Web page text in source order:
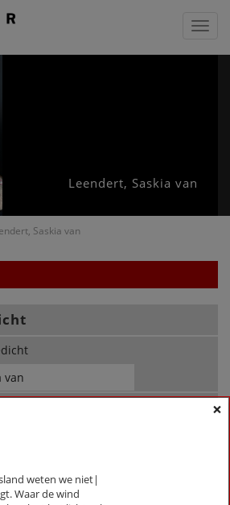
Leendert, Saskia van
Saskia van
×
weten we niet|
Waar de wind